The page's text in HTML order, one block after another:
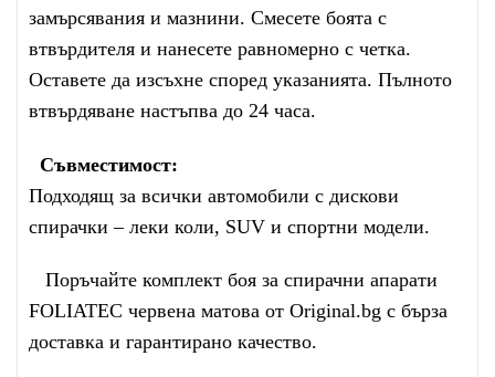
замърсявания и мазнини. Смесете боята с
втвърдителя и нанесете равномерно с четка.
Оставете да изсъхне според указанията. Пълното
втвърдяване настъпва до 24 часа.
Съвместимост:
Подходящ за всички автомобили с дискови
спирачки – леки коли, SUV и спортни модели.
Поръчайте комплект боя за спирачни апарати
FOLIATEC червена матова от Original.bg с бърза
доставка и гарантирано качество.